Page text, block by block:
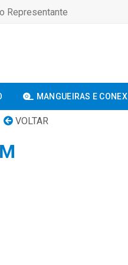
Representante
MANGUEIRAS E
VOLTAR